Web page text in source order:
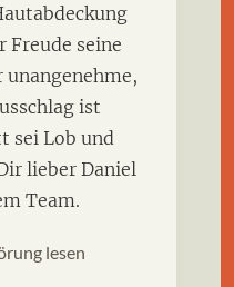
Freude seine
ist
sei Lob und
lieber Daniel
Team.
lesen